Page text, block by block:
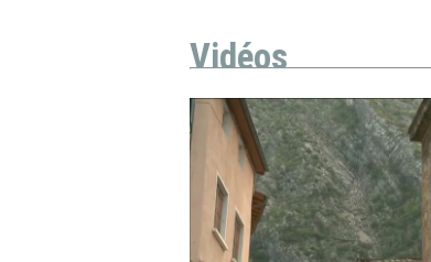
Vidéos